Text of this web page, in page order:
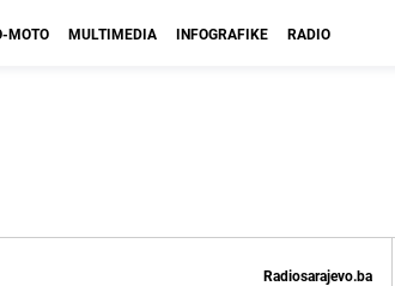
MOTO MULTIMEDIA INFOGRAFIKE RADIO
Radiosarajevo.ba